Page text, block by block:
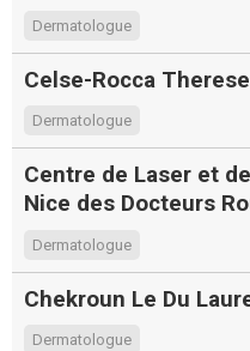
Dermatologue
Celse-Rocca Therese
Dermatologue
Centre de Laser et
Nice des Docteurs
Dermatologue
Chekroun Le Du
Dermatologue